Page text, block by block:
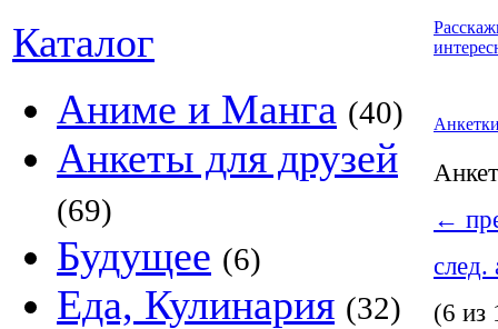
Каталог
Аниме и Манга (40)
Анкеты для друзей
(69)
Будущее (6)
Еда, Кулинария (32)
←
след.
(6 из